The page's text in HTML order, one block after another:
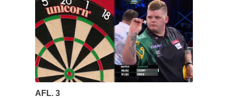
AFL. 3